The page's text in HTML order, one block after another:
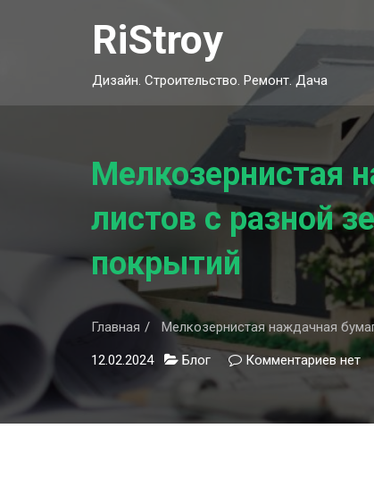
RiStroy
Дизайн. Строительство. Ремонт. Дача
Мелкозернистая
листов с разной
покрытий
Главная Мелкозернистая наждачная
12.02.2024 Блог Комментариевк
нет